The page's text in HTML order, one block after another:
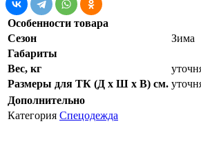
Особенности товара
Сезон
Зима
Габариты
Вес, кг
Размеры для ТК (Д х Ш х В) см.
Дополнительно
Категория Спецодежда